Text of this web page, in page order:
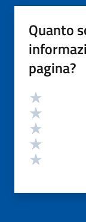
Quanto
pagina?
Valutazione